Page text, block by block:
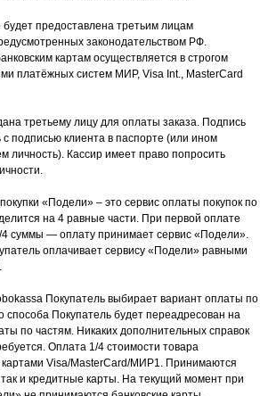
предоставлена третьим лицам
законодательством РФ.
картам осуществляется в строгом
платёжных систем МИР, Visa Int., MasterCard
третьему лицу для оплаты заказа. Подпись
подписью клиента в паспорте (или ином
личность). Кассир имеет право попросить
«Подели» – это сервис оплаты покупок по
на 4 равные части. При первой оплате
4 суммы — оплату принимает сервис «Подели».
оплачивает сервису «Подели» равными
Покупатель выбирает вариант оплаты по
способа Покупатель будет переадресован на
по частям. Никаких дополнительных справок
Оплата 1/4 стоимости товара
картами Visa/MasterCard/МИР1. Принимаются
и кредитные карты. На текущий момент при